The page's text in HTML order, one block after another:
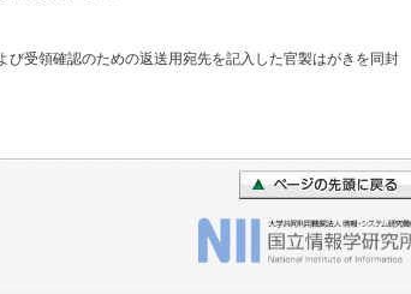
受領確認のための返送用宛先を記入した官製はがきを同封